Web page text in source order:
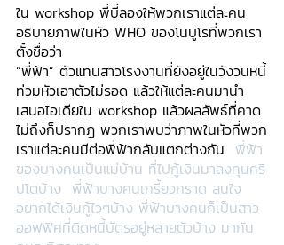
ใน workshop พี่บี๋ลองให้พวกเราแต่ละคน
อธิบายภาพในหัว WHO ของโนบูโรที่พวกเรา
ตั้งชื่อว่า
“พี่ฟ้า” ตัวแทนสาวโรงงานที่ยังอยู่ในวังวนหนี้
ท่วมหัวเอาตัวไม่รอด แล้วให้แต่ละคนมานำ
เสนอไอเดียใน workshop แล้วผลลัพธ์ที่คาด
ไม่ถึงก็ปรากฏ พวกเราพบว่าภาพในหัวที่พวก
เราแต่ละคนมีต่อพี่ฟ้ากลับแตกต่างกัน พี่ฟ้า
ของบางคนเป็นแม่บ้าน ที่ไปกู้เงินมาลงทุนคริ
ปโตบ้าง  พี่ฟ้าบางคนเกรี้ยวกราด สนใจ
อยากได้เงินกู้ไวๆบ้าง พี่ฟ้าบางคนก็เป็นสาว
ออฟฟิศที่ติดหนี้บัตรอยู่หลายตัวบ้าง มากัน